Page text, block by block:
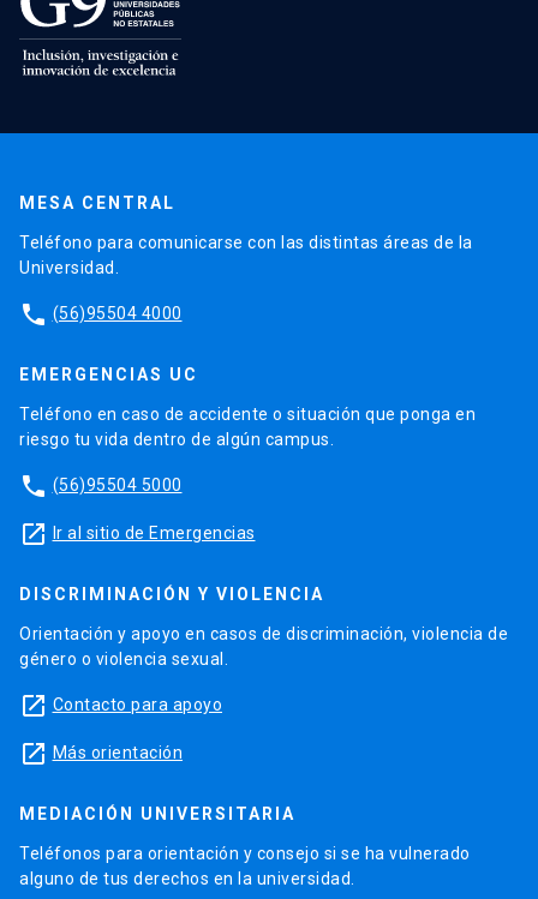
MESA CENTRAL
Teléfono para comunicarse con las distintas áreas de la
Universidad.
phone (56)95504 4000
EMERGENCIAS UC
Teléfono en caso de accidente o situación que ponga en
riesgo tu vida dentro de algún campus.
phone (56)95504 5000
launch Ir al sitio de Emergencias
DISCRIMINACIÓN Y VIOLENCIA
Orientación y apoyo en casos de discriminación, violencia de
género o violencia sexual.
launch Contacto para apoyo
launch Más orientación
MEDIACIÓN UNIVERSITARIA
Teléfonos para orientación y consejo si se ha vulnerado
alguno de tus derechos en la universidad.